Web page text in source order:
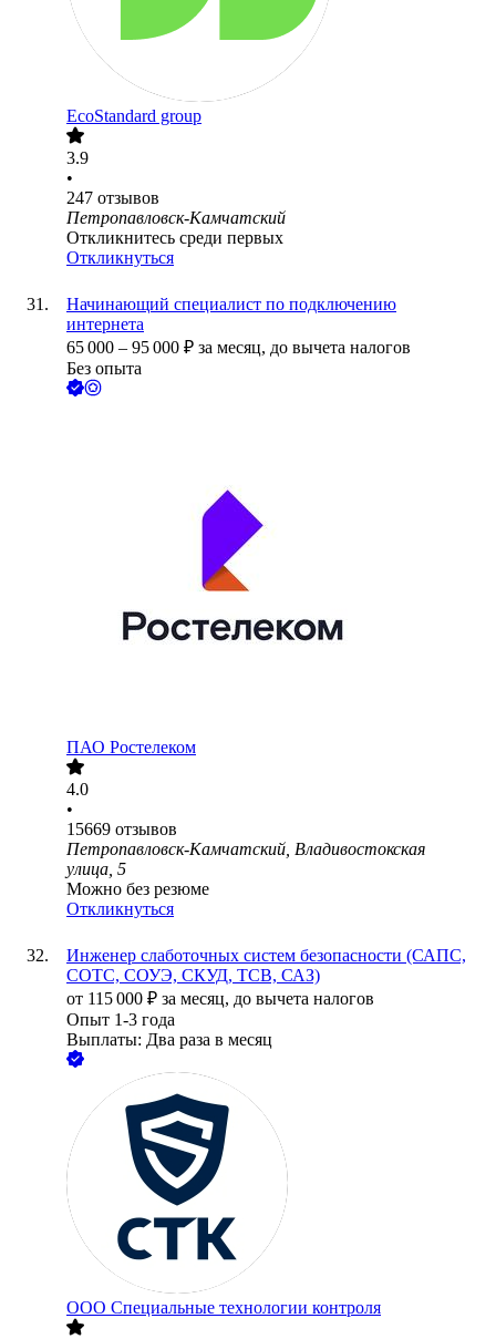
EcoStandard group
3.9
•
247 отзывов
Петропавловск-Камчатский
Откликнитесь среди первых
Откликнуться
Начинающий специалист по подключению
интернета
65 000 – 95 000 ₽ за месяц, до вычета налогов
Без опыта
ПАО Ростелеком
4.0
•
15669 отзывов
Петропавловск-Камчатский, Владивостокская
улица, 5
Можно без резюме
Откликнуться
Инженер слаботочных систем безопасности (САПС,
СОТС, СОУЭ, СКУД, ТСВ, САЗ)
от 115 000 ₽ за месяц, до вычета налогов
Опыт 1-3 года
Выплаты: Два раза в месяц
ООО Специальные технологии контроля